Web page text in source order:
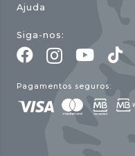
Ajuda
Siga-nos:
Pagamentos seguros: